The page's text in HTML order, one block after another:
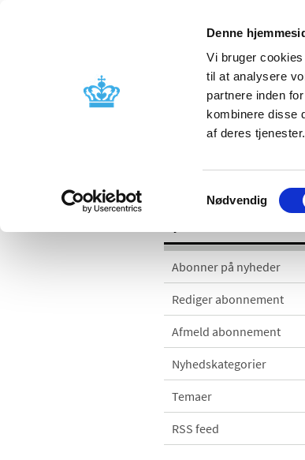
Denne
Vi bruger
til at analysere
partnere inden
kombinere disse
af deres tjenester.
Samtykkevalg
Nødvendig
Godkendelse og
Abonner på nyheder
Rediger abonnement
Afmeld abonnement
Nyhedskategorier
Temaer
RSS feed